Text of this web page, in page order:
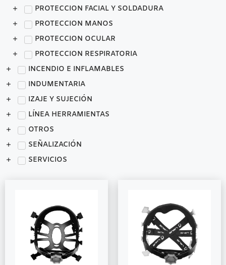
PROTECCION FACIAL Y SOLDADURA
PROTECCION MANOS
PROTECCION OCULAR
PROTECCION RESPIRATORIA
INCENDIO E INFLAMABLES
INDUMENTARIA
IZAJE Y SUJECIÓN
LÍNEA HERRAMIENTAS
OTROS
SEÑALIZACIÓN
SERVICIOS